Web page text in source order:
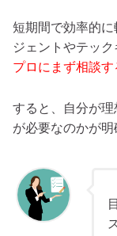
短期間で効率的
ジェントやテッ
プロにまず相談す
すると、自分が
が必要なのかが明